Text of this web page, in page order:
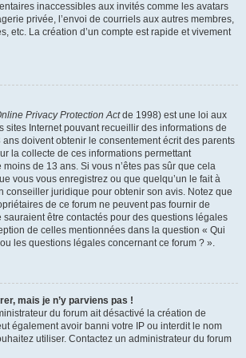
inaccessibles aux invités comme les avatars
privée, l’envoi de courriels aux autres membres,
etc. La création d’un compte est rapide et vivement
Privacy Protection Actde 1998) est une loi aux
sites Internet pouvant recueillir des informations de
doivent obtenir le consentement écrit des parents
la collecte de ces informations permettant
moins de 13 ans. Si vous n’êtes pas sûr que cela
vous vous enregistrez ou que quelqu’un le fait à
conseiller juridique pour obtenir son avis. Notez que
de ce forum ne peuvent pas fournir de
être contactés pour des questions légales
de celles mentionnées dans la question « Qui
les questions légales concernant ce forum ? ».
mais je n’y parviens pas !
du forum ait désactivé la création de
également avoir banni votre IP ou interdit le nom
utiliser. Contactez un administrateur du forum